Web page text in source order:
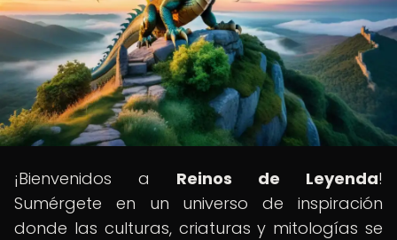
¡Bienvenidos a Reinos de Leyenda!
Sumérgete en un universo de inspiración
donde las culturas, criaturas y mitologías se